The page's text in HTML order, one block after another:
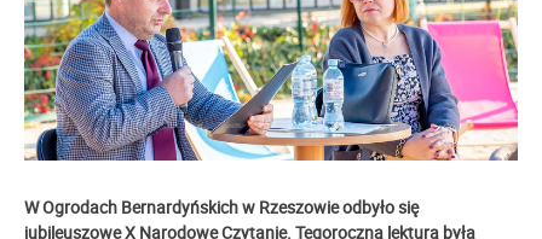
W Ogrodach Bernardyńskich w Rzeszowie odbyło się
jubileuszowe X Narodowe Czytanie. Tegoroczną lekturą była